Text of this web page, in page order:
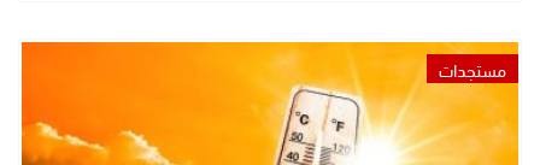
مستجدات